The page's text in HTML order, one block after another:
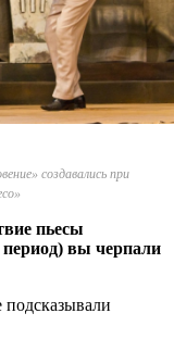
создавались при
пьесы
вы черпали